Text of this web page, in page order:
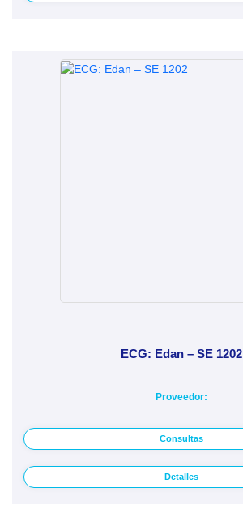
ECG: Edan – SE 1202
Proveedor:
Consultas
Detalles